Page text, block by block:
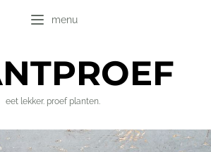
menu
PROEF
eet lekker. proef planten.